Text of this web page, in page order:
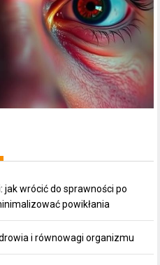
wrócić do sprawności po
powikłania
i równowagi organizmu